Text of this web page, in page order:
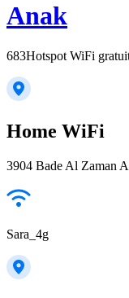
Anak
683Hotspot WiFi
Home WiFi
3904 Bade Al Zaman
Sara_4g